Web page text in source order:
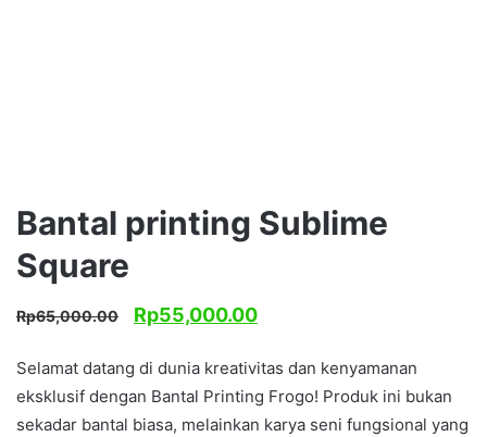
Bantal printing Sublime
Square
Rp65,000.00
Harga
adalah:
Rp65,000.00.
Rp55,000.00Harga
ini
adalah:
Rp55,000.00.
Selamat datang di dunia kreativitas dan kenyamanan
eksklusif dengan Bantal Printing Frogo! Produk ini bukan
sekadar bantal biasa, melainkan karya seni fungsional yang